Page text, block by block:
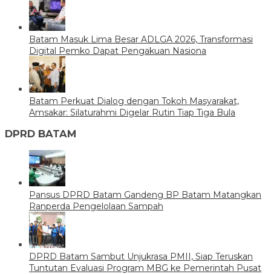
Batam Masuk Lima Besar ADLGA 2026, Transformasi
Digital Pemko Dapat Pengakuan Nasiona
Batam Perkuat Dialog dengan Tokoh Masyarakat,
Amsakar: Silaturahmi Digelar Rutin Tiap Tiga Bula
DPRD BATAM
Pansus DPRD Batam Gandeng BP Batam Matangkan
Ranperda Pengelolaan Sampah
DPRD Batam Sambut Unjukrasa PMII, Siap Teruskan
Tuntutan Evaluasi Program MBG ke Pemerintah Pusat